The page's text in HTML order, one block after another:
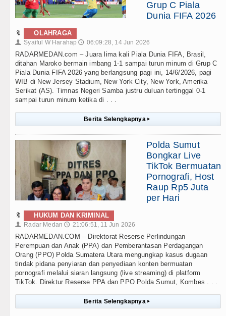
Grup C Piala
Dunia FIFA 2026
🔖 OLAHRAGA
👤 Syaiful W Harahap 🕔 06:09:28, 14 Jun 2026
RADARMEDAN.com – Juara lima kali Piala Dunia FIFA, Brasil,
ditahan Maroko bermain imbang 1-1 sampai turun minum di Grup C
Piala Dunia FIFA 2026 yang berlangsung pagi ini, 14/6/2026, pagi
WIB di New Jersey Stadium, New York City, New York, Amerika
Serikat (AS). Timnas Negeri Samba justru duluan tertinggal 0-1
sampai turun minum ketika di . . .
Berita Selengkapnya ▸
Polda Sumut
Bongkar Live
TikTok Bermuatan
Pornografi, Host
Raup Rp5 Juta
per Hari
🔖 HUKUM DAN KRIMINAL
👤 Radar Medan 🕔 21:06:51, 11 Jun 2026
RADARMEDAN.COM – Direktorat Reserse Perlindungan
Perempuan dan Anak (PPA) dan Pemberantasan Perdagangan
Orang (PPO) Polda Sumatera Utara mengungkap kasus dugaan
tindak pidana penyiaran dan penyediaan konten bermuatan
pornografi melalui siaran langsung (live streaming) di platform
TikTok. Direktur Reserse PPA dan PPO Polda Sumut, Kombes . . .
Berita Selengkapnya ▸